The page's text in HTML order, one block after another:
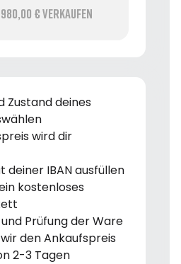
€ verkaufen
Zustand deines
wird dir
deiner IBAN ausfüllen
kostenloses
Prüfung der Ware
den Ankaufspreis
2-3 Tagen